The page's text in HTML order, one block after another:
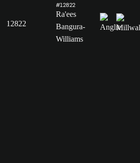
12822
#12822
Ra'ees
Bangura-
Williams